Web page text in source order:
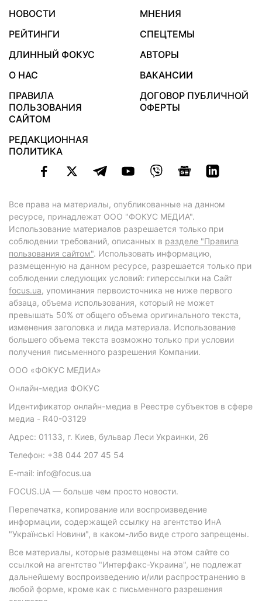
НОВОСТИ
МНЕНИЯ
РЕЙТИНГИ
СПЕЦТЕМЫ
ДЛИННЫЙ ФОКУС
АВТОРЫ
О НАС
ВАКАНСИИ
ПРАВИЛА
ПОЛЬЗОВАНИЯ
САЙТОМ
ДОГОВОР ПУБЛИЧНОЙ
ОФЕРТЫ
РЕДАКЦИОННАЯ
ПОЛИТИКА
Все права на материалы, опубликованные на данном
ресурсе, принадлежат ООО "ФОКУС МЕДИА".
Использование материалов разрешается только при
соблюдении требований, описанных в разделе "Правила
пользования сайтом". Использовать информацию,
размещенную на данном ресурсе, разрешается только при
соблюдении следующих условий: гиперссылки на Сайт
focus.ua, упоминания первоисточника не ниже первого
абзаца, объема использования, который не может
превышать 50% от общего объема оригинального текста,
изменения заголовка и лида материала. Использование
большего объема текста возможно только при условии
получения письменного разрешения Компании.
ООО «ФОКУС МЕДИА»
Онлайн-медиа ФОКУС
Идентификатор онлайн-медиа в Реестре субъектов в сфере
медиа - R40-03129
Адрес: 01133, г. Киев, бульвар Леси Украинки, 26
Телефон: +38 044 207 45 54
E-mail: info@focus.ua
FOCUS.UA — больше чем просто новости.
Перепечатка, копирование или воспроизведение
информации, содержащей ссылку на агентство ИнА
"Українські Новини", в каком-либо виде строго запрещены.
Все материалы, которые размещены на этом сайте со
ссылкой на агентство "Интерфакс-Украина", не подлежат
дальнейшему воспроизведению и/или распространению в
любой форме, кроме как с письменного разрешения